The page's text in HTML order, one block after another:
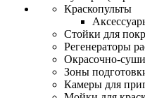
Краскопульты
Стойки для
Регенераторы
Окрасочно-
Зоны
Камеры для